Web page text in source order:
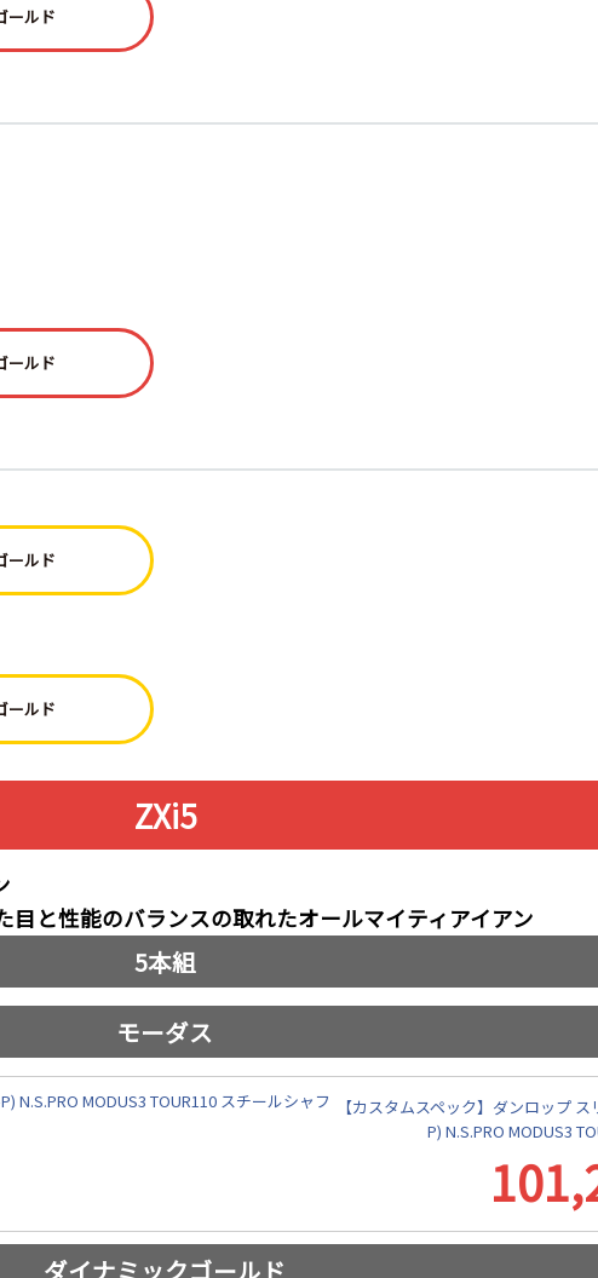
ールド
ールド
ールド
ールド
ZXi5
と性能のバランスの取れたオールマイティアイアン
5本組
モーダス
【カスタムスペック】ダンロップ
P) N.S.PRO MODUS3
ダイナミックゴールド